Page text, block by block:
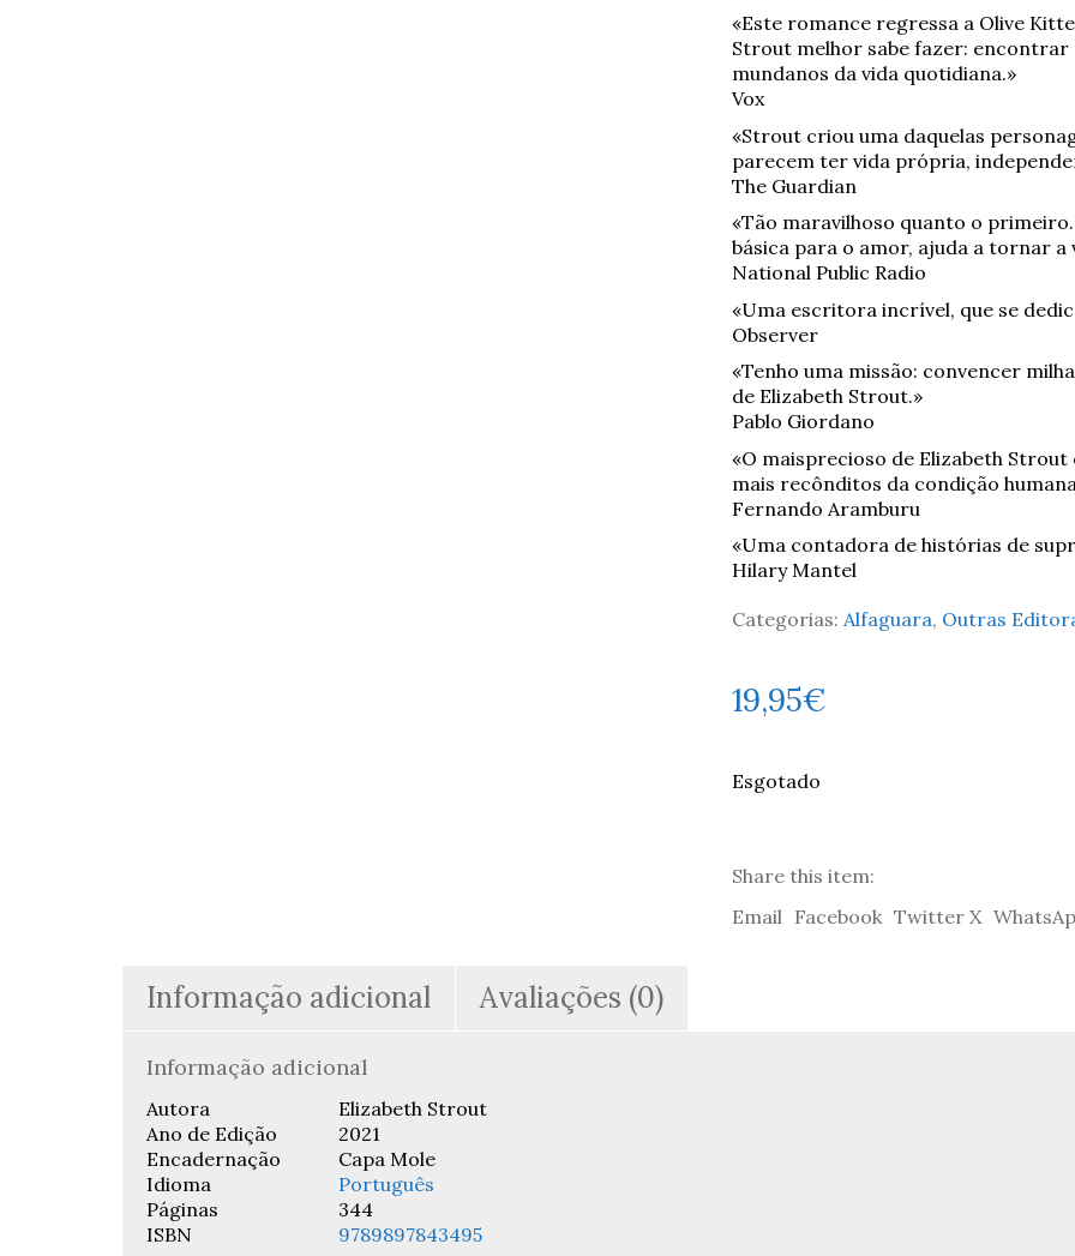
«Este romance regressa a Olive
Strout melhor sabe fazer: encontrar
mundanos da vida quotidiana.»
Vox
«Strout criou uma daquelas
parecem ter vida própria,
The Guardian
«Tão maravilhoso quanto o
básica para o amor, ajuda a tornar a
National Public Radio
«Uma escritora incrível, que se
Observer
«Tenho uma missão: convencer
de Elizabeth Strout.»
Pablo Giordano
«O maisprecioso de Elizabeth
mais recônditos da condição
Fernando Aramburu
«Uma contadora de histórias de
Hilary Mantel
Categorias: Alfaguara, Outras
19,95€
Esgotado
Share this item:
Email Facebook Twitter X
Informação adicional Avaliações (0)
Informação adicional
Autora
Elizabeth Strout
Ano de Edição
2021
Encadernação
Capa Mole
Idioma
Português
Páginas
344
ISBN
9789897843495